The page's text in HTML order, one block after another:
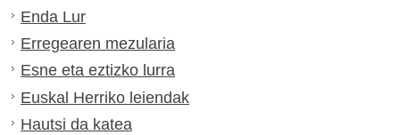
Enda Lur
Erregearen mezularia
Esne eta eztizko lurra
Euskal Herriko leiendak
Hautsi da katea